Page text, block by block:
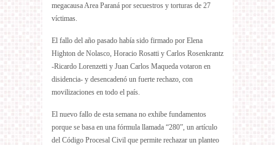
megacausa Area Paraná por secuestros y torturas de 27
víctimas.
El fallo del año pasado había sido firmado por Elena
Highton de Nolasco, Horacio Rosatti y Carlos Rosenkrantz
-Ricardo Lorenzetti y Juan Carlos Maqueda votaron en
disidencia- y desencadenó un fuerte rechazo, con
movilizaciones en todo el país.
El nuevo fallo de esta semana no exhibe fundamentos
porque se basa en una fórmula llamada “280”, un artículo
del Código Procesal Civil que permite rechazar un planteo